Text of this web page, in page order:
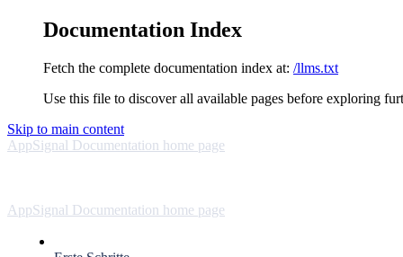
Documentation Index
Fetch the complete documentation index at: /llms.txt
Use this file to discover all available pages before exploring
Skip to main content
AppSignal Documentation home page
AppSignal Documentation home page